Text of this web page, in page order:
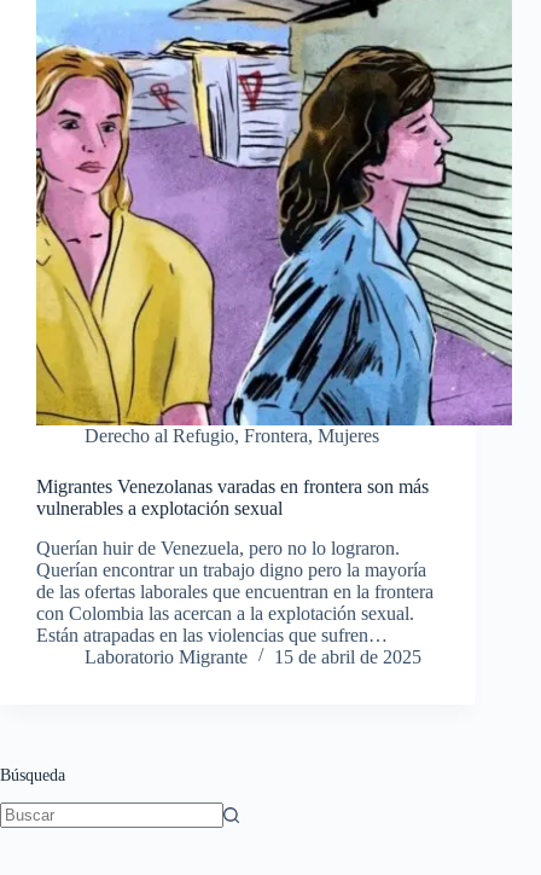
Derecho al Refugio, Frontera, Mujeres
Migrantes Venezolanas varadas en frontera son más
vulnerables a explotación sexual
Querían huir de Venezuela, pero no lo lograron.
Querían encontrar un trabajo digno pero la mayoría
de las ofertas laborales que encuentran en la frontera
con Colombia las acercan a la explotación sexual.
Están atrapadas en las violencias que sufren…
Laboratorio Migrante
15 de abril de 2025
Búsqueda